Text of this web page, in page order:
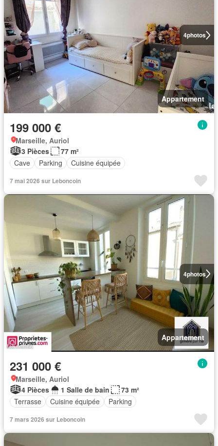
4photos
Appartement
199 000 €
Marseille, Auriol
3 Pièces
77 m²
Cave
Parking Cuisine équipée
7 mai 2026 sur Leboncoin
4photos
Appartement
231 000 €
Marseille, Auriol
4 Pièces
1 Salle de bain
73 m²
Terrasse
Cuisine équipée Parking
7 mars 2026 sur Leboncoin